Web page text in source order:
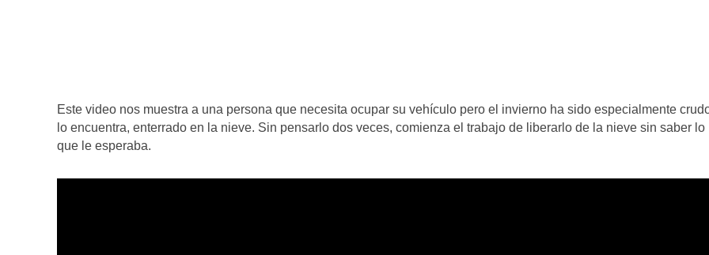
Este video nos muestra a una persona que necesita ocupar su vehículo pero el invierno ha sido especialmente
lo encuentra, enterrado en la nieve. Sin pensarlo dos veces, comienza el trabajo de liberarlo de la nieve sin saber lo
que le esperaba.